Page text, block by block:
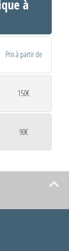
à
Prix à partir de
150€
90€